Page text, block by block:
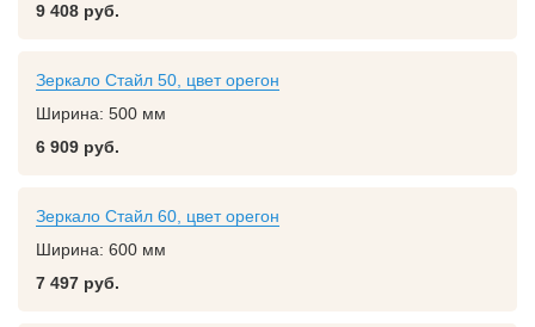
9 408 руб.
Зеркало Стайл 50, цвет орегон
Ширина: 500 мм
6 909 руб.
Зеркало Стайл 60, цвет орегон
Ширина: 600 мм
7 497 руб.